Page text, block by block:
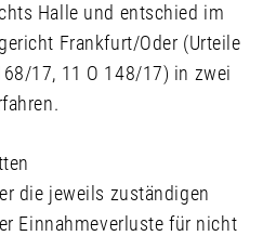
Halle und entschied im
Frankfurt/Oder (Urteile
17, 11 O 148/17) in zwei
die jeweils zuständigen
Einnahmeverluste für nicht